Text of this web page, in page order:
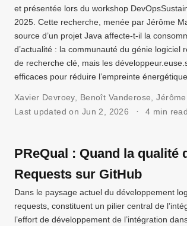
et présentée lors du workshop
2025. Cette recherche, menée par Jérôme
source d’un projet Java affecte-t-il la
d’actualité : la communauté du génie
de recherche clé, mais les
efficaces pour réduire l’empreinte
Xavier Devroey, Benoît Vanderose ,
Last updated on Jun 2, 2026
4 min read
PReQual : Quand la
Requests sur GitHub
Dans le paysage actuel du développement
requests, constituent un pilier central de
l’effort de développement de l’intégration